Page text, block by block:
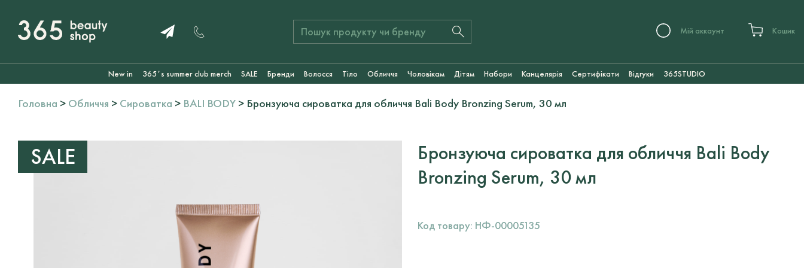
Мій аккаунт Кошик
New in 365ʼs summer club merch SALE Бренди Волосся Тіло Обличчя Чоловікам Дітям Набори Канцелярія Сертифікати Відгуки 365STUDIO
Головна > Обличчя > Сироватка > BALI BODY > Бронзуюча сироватка для обличчя Bali Body Bronzing Serum, 30 мл
SALE
Бронзуюча сироватка для обличчя Bali Body
Bronzing Serum, 30 мл
Код товару: НФ-00005135